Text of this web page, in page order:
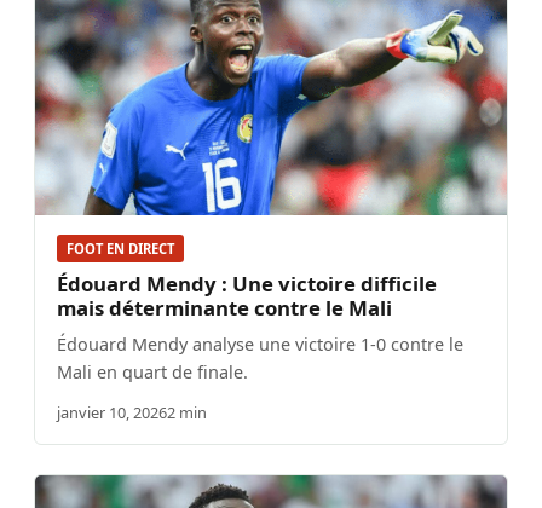
FOOT EN DIRECT
Édouard Mendy : Une victoire difficile
mais déterminante contre le Mali
Édouard Mendy analyse une victoire 1-0 contre le
Mali en quart de finale.
janvier 10, 20262 min